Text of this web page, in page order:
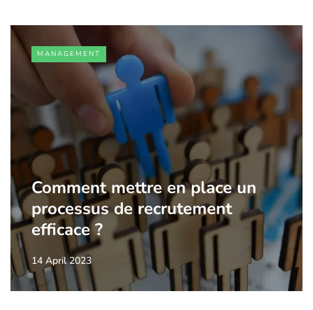
MANAGEMENT
Comment mettre en place un
processus de recrutement
efficace ?
14 April 2023